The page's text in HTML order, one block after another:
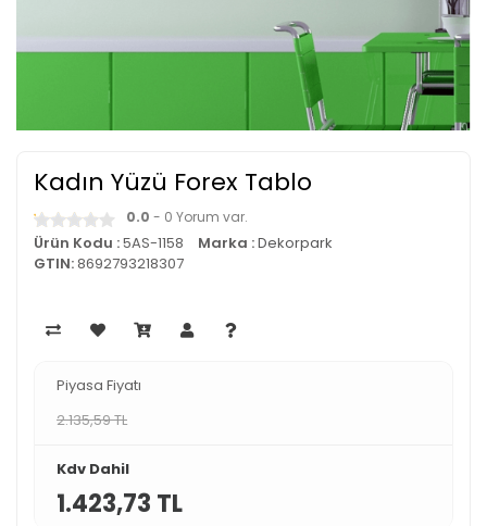
Kadın Yüzü Forex Tablo
0.0 - 0 Yorum var.
Ürün Kodu :5AS-1158 Marka :Dekorpark
GTIN:8692793218307
Piyasa Fiyatı
2.135,59 TL
Kdv Dahil
1.423,73 TL